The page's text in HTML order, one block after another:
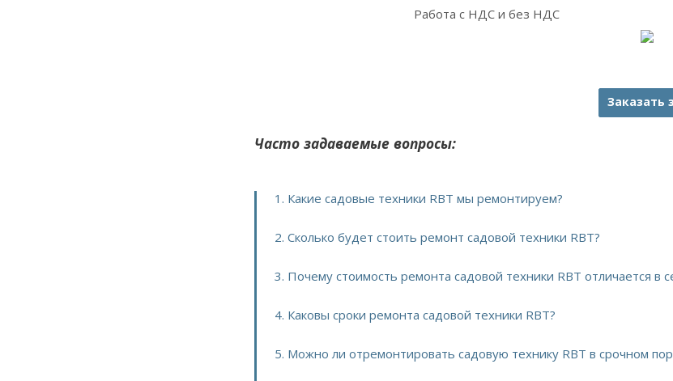
Работа с НДС и без НДС
Заказать
Часто задаваемые вопросы:
1. Какие садовые техники RBT мы ремонтируем?
2. Сколько будет стоить ремонт садовой техники RBT?
3. Почему стоимость ремонта садовой техники RBT отличается в
4. Каковы сроки ремонта садовой техники RBT?
5. Можно ли отремонтировать садовую технику RBT в срочном